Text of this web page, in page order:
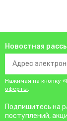
Новостная
Нажимая на кнопку
оферты.
Подпишитесь на
поступлений,